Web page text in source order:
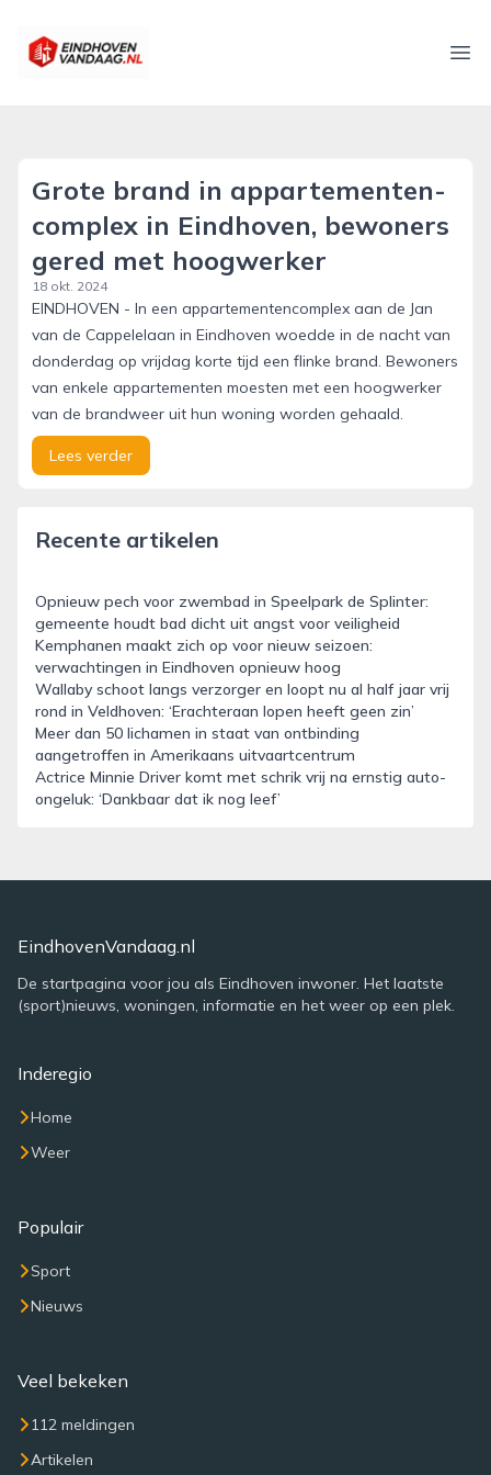
eindhovenvandaag.nl
Grote brand in appartemen­ten­
com­plex in Eindhoven, bewoners
gered met hoogwerker
18 okt. 2024
EINDHOVEN - In een appartementencomplex aan de Jan
van de Cappelelaan in Eindhoven woedde in de nacht van
donderdag op vrijdag korte tijd een flinke brand. Bewoners
van enkele appartementen moesten met een hoogwerker
van de brandweer uit hun woning worden gehaald.
Lees verder
Recente artikelen
Opnieuw pech voor zwembad in Speelpark de Splinter:
gemeente houdt bad dicht uit angst voor veiligheid
Kemphanen maakt zich op voor nieuw seizoen:
verwachtingen in Eindhoven opnieuw hoog
Wallaby schoot langs verzorger en loopt nu al half jaar vrij
rond in Veldhoven: ‘Erachteraan lopen heeft geen zin’
Meer dan 50 lichamen in staat van ontbinding
aangetroffen in Amerikaans uitvaartcentrum
Actrice Minnie Driver komt met schrik vrij na ernstig auto-
ongeluk: ‘Dankbaar dat ik nog leef’
EindhovenVandaag.nl
De startpagina voor jou als Eindhoven inwoner. Het laatste
(sport)nieuws, woningen, informatie en het weer op een plek.
Inderegio
Home
Weer
Populair
Sport
Nieuws
Veel bekeken
112 meldingen
Artikelen